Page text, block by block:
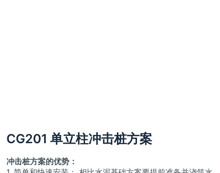
CG201 单立柱冲击桩方案
冲击桩方案的优势：